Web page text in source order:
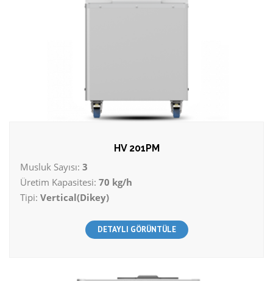
HV 201PM
Musluk Sayısı: 3
Üretim Kapasitesi: 70 kg/h
Tipi: Vertical(Dikey)
DETAYLI GÖRÜNTÜLE